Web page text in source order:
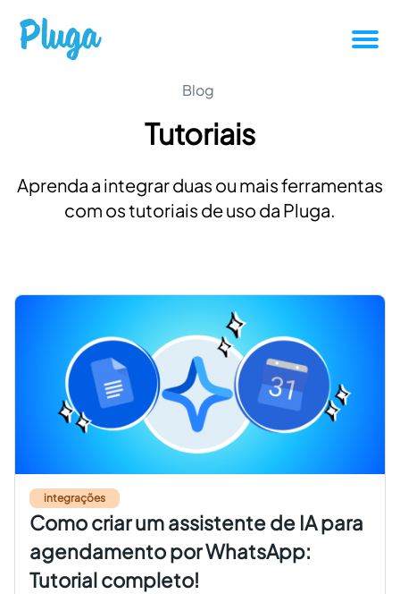
Tutoriais
Produtividade
Novidades da Pluga
Outros
Entrar
Criar conta grátis
PT
Blog
Tutoriais
Aprenda a integrar duas ou mais ferramentas
com os tutoriais de uso da Pluga.
integrações
Como criar um assistente de IA para
agendamento por WhatsApp:
Tutorial completo!